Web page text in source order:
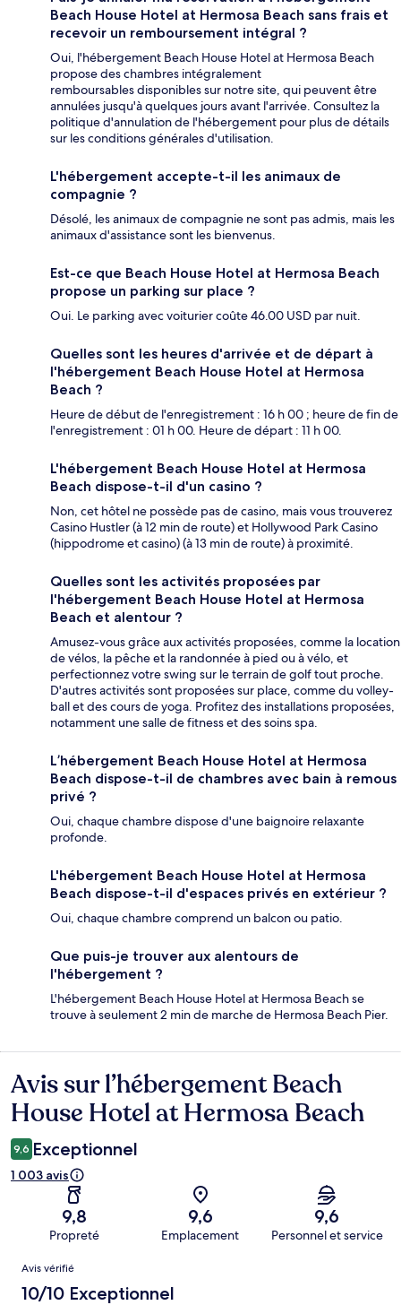
Beach House Hotel at Hermosa Beach sans frais et
recevoir un remboursement intégral ?
Oui, l'hébergement Beach House Hotel at Hermosa Beach
propose des chambres intégralement
remboursables disponibles sur notre site, qui peuvent être
annulées jusqu'à quelques jours avant l'arrivée. Consultez la
politique d'annulation de l'hébergement pour plus de détails
sur les conditions générales d'utilisation.
L'hébergement accepte-t-il les animaux de
compagnie ?
Désolé, les animaux de compagnie ne sont pas admis, mais les
animaux d'assistance sont les bienvenus.
Est-ce que Beach House Hotel at Hermosa Beach
propose un parking sur place ?
Oui. Le parking avec voiturier coûte 46.00 USD par nuit.
Quelles sont les heures d'arrivée et de départ à
l'hébergement Beach House Hotel at Hermosa
Beach ?
Heure de début de l'enregistrement : 16 h 00 ; heure de fin de
l'enregistrement : 01 h 00. Heure de départ : 11 h 00.
L'hébergement Beach House Hotel at Hermosa
Beach dispose-t-il d'un casino ?
Non, cet hôtel ne possède pas de casino, mais vous trouverez
Casino Hustler (à 12 min de route) et Hollywood Park Casino
(hippodrome et casino) (à 13 min de route) à proximité.
Quelles sont les activités proposées par
l'hébergement Beach House Hotel at Hermosa
Beach et alentour ?
Amusez-vous grâce aux activités proposées, comme la location
de vélos, la pêche et la randonnée à pied ou à vélo, et
perfectionnez votre swing sur le terrain de golf tout proche.
D'autres activités sont proposées sur place, comme du volley-
ball et des cours de yoga. Profitez des installations proposées,
notamment une salle de fitness et des soins spa.
L’hébergement Beach House Hotel at Hermosa
Beach dispose-t-il de chambres avec bain à remous
privé ?
Oui, chaque chambre dispose d'une baignoire relaxante
profonde.
L'hébergement Beach House Hotel at Hermosa
Beach dispose-t-il d'espaces privés en extérieur ?
Oui, chaque chambre comprend un balcon ou patio.
Que puis-je trouver aux alentours de
l'hébergement ?
L'hébergement Beach House Hotel at Hermosa Beach se
trouve à seulement 2 min de marche de Hermosa Beach Pier.
Avis
Avis sur l’hébergement Beach
House Hotel at Hermosa Beach
9,6 Exceptionnel
1 003 avis
9,8
Propreté
9,6
Emplacement
9,6
Personnel et service
Avis
Avis vérifié
10/10 Exceptionnel